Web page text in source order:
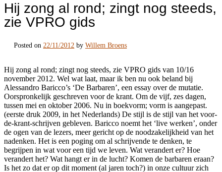
Hij zong al rond; zingt nog steeds,
zie VPRO gids
Posted on 22/11/2012 by Willem Broens
Hij zong al rond; zingt nog steeds, zie VPRO gids van 10/16
november 2012. Wel wat laat, maar ik ben nu ook beland bij
Alessandro Baricco’s ‘De Barbaren’, een essay over de mutatie.
Oorspronkelijk geschreven voor de krant. Om de vijf, zes dagen,
tussen mei en oktober 2006. Nu in boekvorm; vorm is aangepast.
(eerste druk 2009, in het Nederlands) De stijl is de stijl van het voor-
de-krant-schrijven gebleven. Baricco noemt het ‘live werken’, onder
de ogen van de lezers, meer gericht op de noodzakelijkheid van het
nadenken. Het is een poging om al schrijvende te denken, te
begrijpen in wat voor een tijd we leven. Wat verandert er? Hoe
verandert het? Wat hangt er in de lucht? Komen de barbaren eraan?
Is het zo dat er op dit moment (al jaren toch?) in onze cultuur zich